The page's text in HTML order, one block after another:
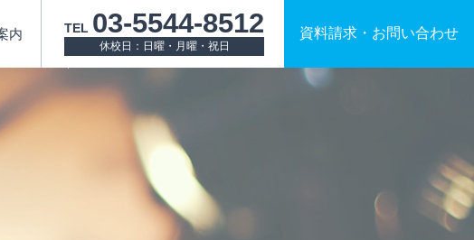
TEL 03-5544-8512
休校日：日曜・月曜・祝日
資料請求 ・ お問い合わせ
内